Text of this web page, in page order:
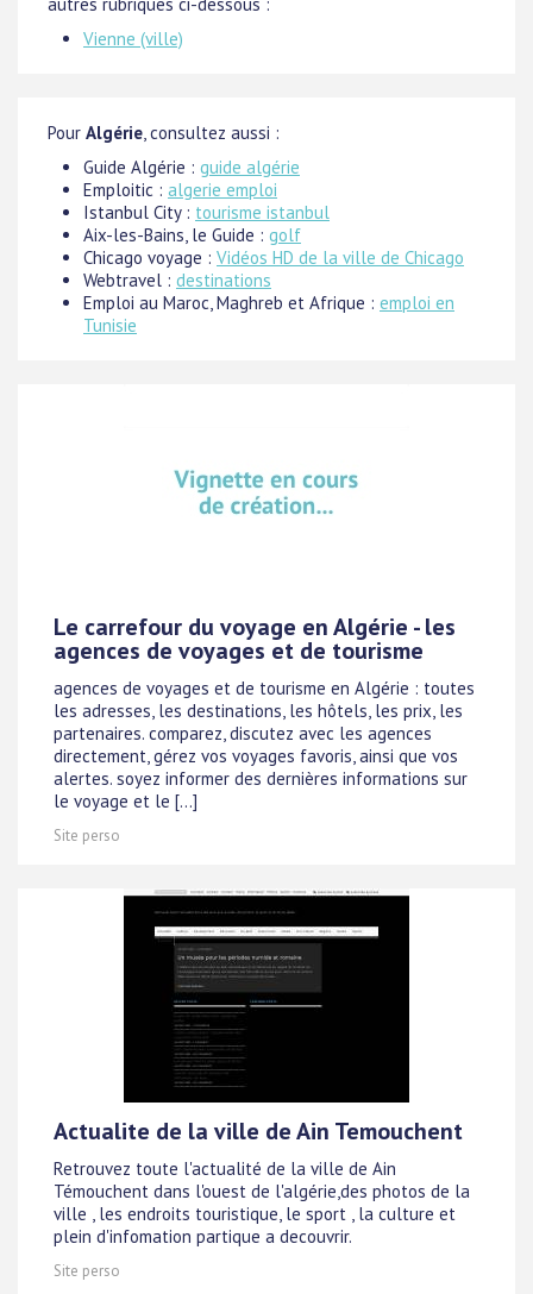
Vienne (ville)
Pour Algérie, consultez aussi :
Guide Algérie : guide algérie
Emploitic : algerie emploi
Istanbul City : tourisme istanbul
Aix-les-Bains, le Guide : golf
Chicago voyage : Vidéos HD de la ville de Chicago
Webtravel : destinations
Emploi au Maroc, Maghreb et Afrique : emploi en
Tunisie
Le carrefour du voyage en Algérie - les
agences de voyages et de tourisme
agences de voyages et de tourisme en Algérie : toutes
les adresses, les destinations, les hôtels, les prix, les
partenaires. comparez, discutez avec les agences
directement, gérez vos voyages favoris, ainsi que vos
alertes. soyez informer des dernières informations sur
le voyage et le [...]
Site perso
Actualite de la ville de Ain Temouchent
Retrouvez toute l'actualité de la ville de Ain
Témouchent dans l'ouest de l'algérie,des photos de la
ville , les endroits touristique, le sport , la culture et
plein d'infomation partique a decouvrir.
Site perso